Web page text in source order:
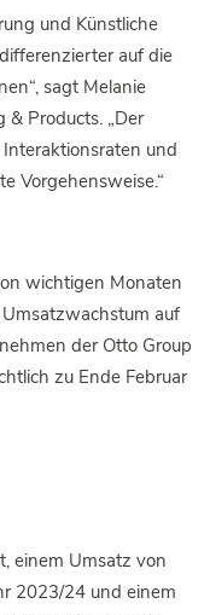
und Künstliche
auf die
sagt Melanie
& Products. „Der
und
Vorgehensweise.“
wichtigen Monaten
auf
der Otto Group
zu Ende Februar
einem Umsatz von
2023/24 und einem